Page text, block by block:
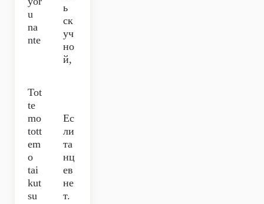
u
na
nte
ь
ск
уч
но
й,
Tot
te
mo
tott
em
o
tai
kut
su
Ес
ли
та
нц
ев
не
т.